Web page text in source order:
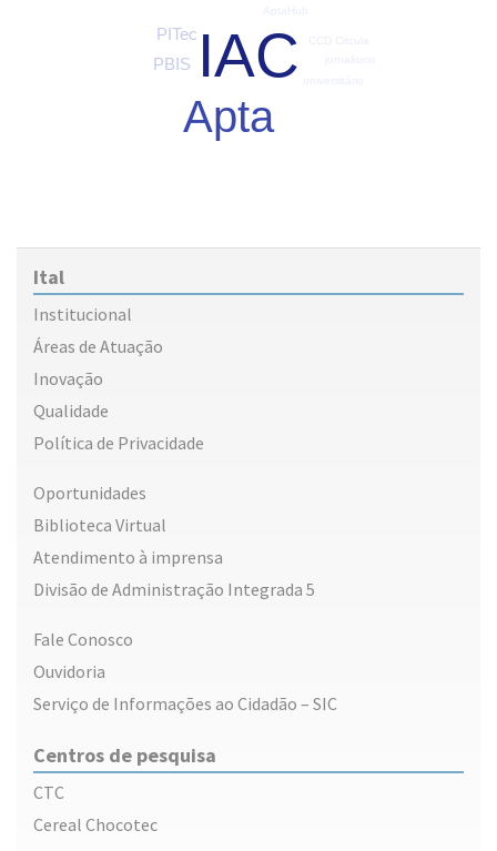
IAC
Apta
PBIS
PITec
Ital
Institucional
Áreas de Atuação
Inovação
Qualidade
Política de Privacidade
Oportunidades
Biblioteca Virtual
Atendimento à imprensa
Divisão de Administração Integrada 5
Fale Conosco
Ouvidoria
Serviço de Informações ao Cidadão – SIC
Centros de pesquisa
CTC
Cereal Chocotec